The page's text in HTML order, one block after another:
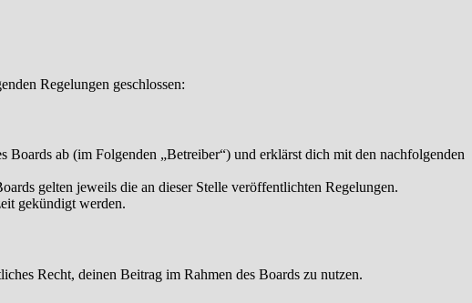
Regelungen geschlossen:
ab (im Folgenden „Betreiber“) und erklärst dich mit den nachfolgenden
gelten jeweils die an dieser Stelle veröffentlichten Regelungen.
gekündigt werden.
Recht, deinen Beitrag im Rahmen des Boards zu nutzen.